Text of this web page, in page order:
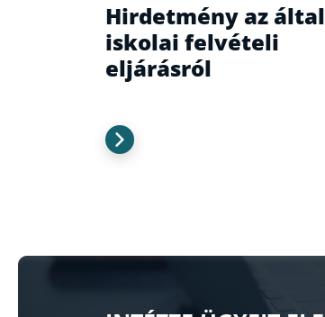
Hirdetmény az
iskolai felvételi
eljárásról